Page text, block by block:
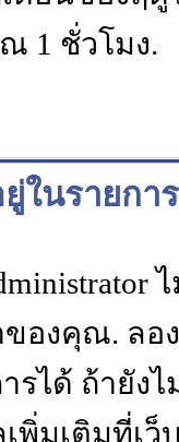
1 ชั่วโมง.
ในรายกา
องคุณ. ลอง
ได้ ถ้ายัง
มเติมที่เว็